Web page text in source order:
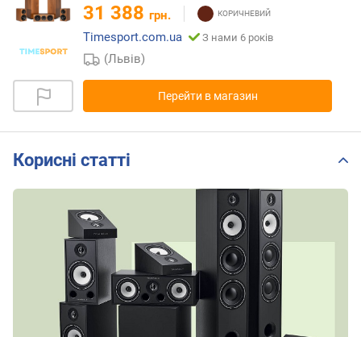
31 388 грн.
Timesport.com.ua
З нами 6 років
(Львів)
Перейти в магазин
Корисні статті